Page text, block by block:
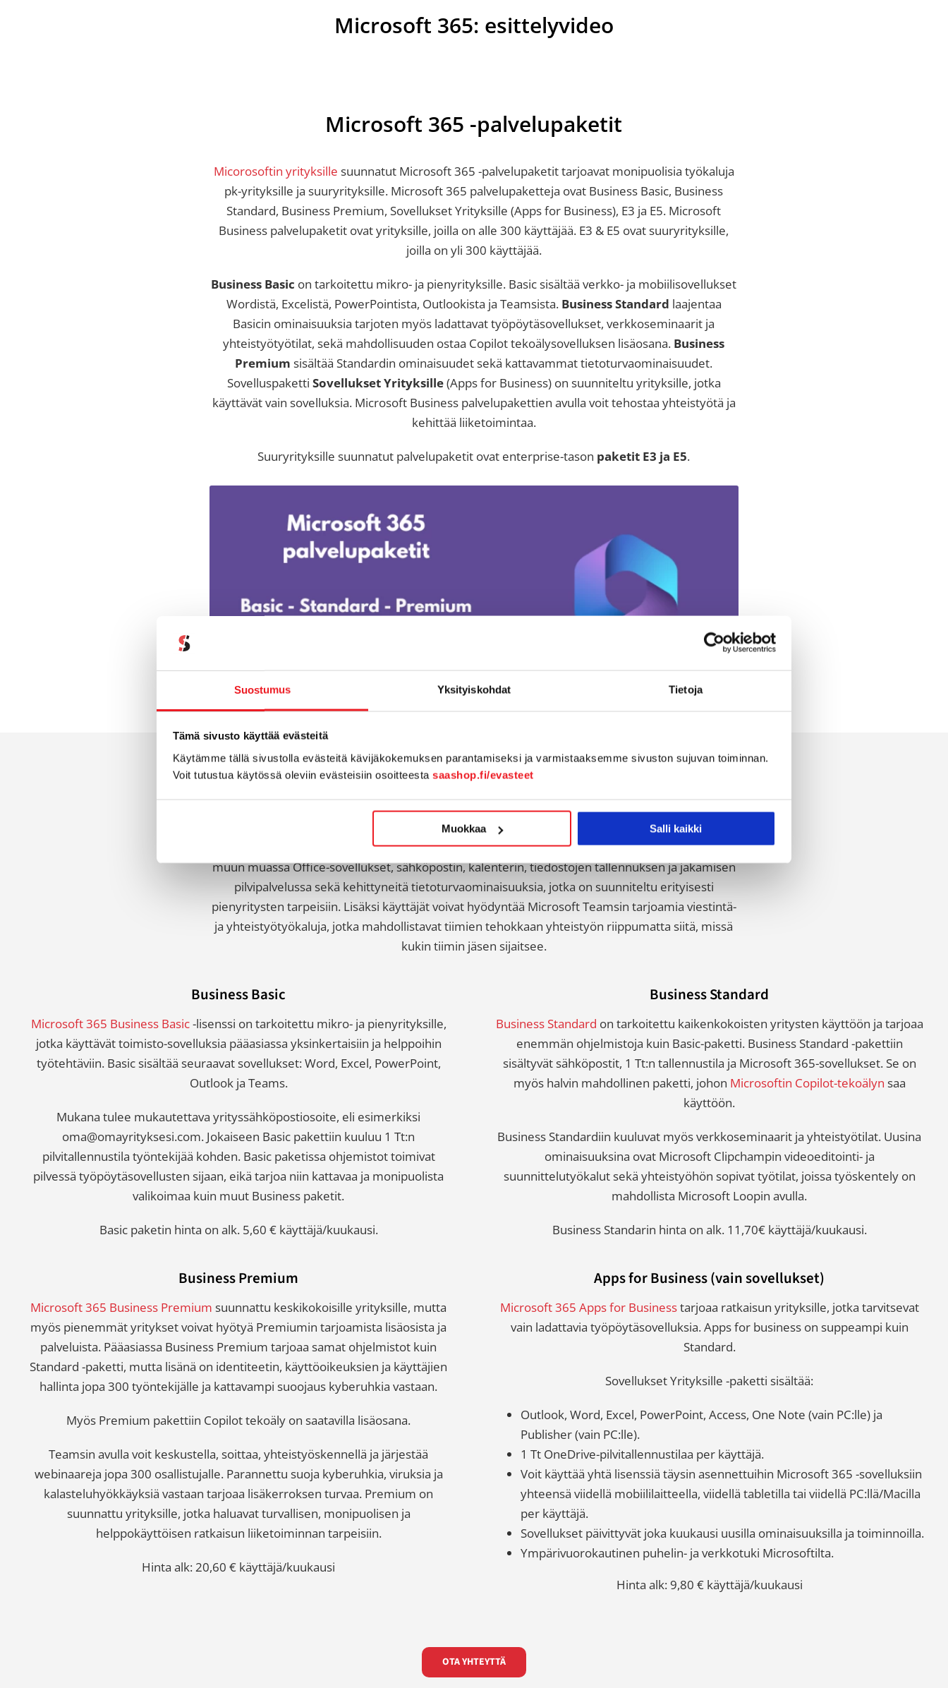
Suostumus Yksityiskohdat Tietoja
Tämä sivusto käyttää evästeitä
Käytämme tällä sivustolla evästeitä kävijäkokemuksen parantamiseksi ja varmistaaksemme sivuston sujuvan toiminnan.
Voit tutustua käytössä oleviin evästeisiin osoitteesta saashop.fi/evasteet
Muokkaa Salli kaikki
Microsoft 365: esittelyvideo
Microsoft 365 -palvelupaketit
Micorosoftin yrityksille suunnatut Microsoft 365 -palvelupaketit tarjoavat monipuolisia työkaluja
pk-yrityksille ja suuryrityksille. Microsoft 365 palvelupaketteja ovat Business Basic, Business
Standard, Business Premium, Sovellukset Yrityksille (Apps for Business), E3 ja E5. Microsoft
Business palvelupaketit ovat yrityksille, joilla on alle 300 käyttäjää. E3 & E5 ovat suuryrityksille,
joilla on yli 300 käyttäjää.
Business Basic on tarkoitettu mikro- ja pienyrityksille. Basic sisältää verkko- ja mobiilisovellukset
Wordistä, Excelistä, PowerPointista, Outlookista ja Teamsista. Business Standard laajentaa
Basicin ominaisuuksia tarjoten myös ladattavat työpöytäsovellukset, verkkoseminaarit ja
yhteistyötyötilat, sekä mahdollisuuden ostaa Copilot tekoälysovelluksen lisäosana. Business
Premium sisältää Standardin ominaisuudet sekä kattavammat tietoturvaominaisuudet.
Sovelluspaketti Sovellukset Yrityksille(Apps for Business) on suunniteltu yrityksille, jotka
käyttävät vain sovelluksia. Microsoft Business palvelupakettien avulla voit tehostaa yhteistyötä ja
kehittää liiketoimintaa.
Suuryrityksille suunnatut palvelupaketit ovat enterprise-tason paketit E3 ja E5.
Yritykset ja pienyritykset (Business)
Microsoft 365 Business paketit on tarkoitettu yrityksille ja pienyrityksille, joilla on alle 300
käyttäjää ja ne tarjoavat kattavan valikoiman työkaluja ja palveluita, jotka auttavat tehostamaan
liiketoimintaprosesseja, parantamaan tuottavuutta ja suojaamaan tietoturvaa. Paketit sisältävät
muun muassa Office-sovellukset, sähköpostin, kalenterin, tiedostojen tallennuksen ja jakamisen
pilvipalvelussa sekä kehittyneitä tietoturvaominaisuuksia, jotka on suunniteltu erityisesti
pienyritysten tarpeisiin. Lisäksi käyttäjät voivat hyödyntää Microsoft Teamsin tarjoamia viestintä-
ja yhteistyötyökaluja, jotka mahdollistavat tiimien tehokkaan yhteistyön riippumatta siitä, missä
kukin tiimin jäsen sijaitsee.
Business Basic
Microsoft 365 Business Basic-lisenssi on tarkoitettu mikro- ja pienyrityksille,
jotka käyttävät toimisto-sovelluksia pääasiassa yksinkertaisiin ja helppoihin
työtehtäviin. Basic sisältää seuraavat sovellukset: Word, Excel, PowerPoint,
Outlook ja Teams.
Mukana tulee mukautettava yrityssähköpostiosoite, eli esimerkiksi
oma@omayrityksesi.com. Jokaiseen Basic pakettiin kuuluu 1 Tt:n
pilvitallennustila työntekijää kohden. Basic paketissa ohjemistot toimivat
pilvessä työpöytäsovellusten sijaan, eikä tarjoa niin kattavaa ja monipuolista
valikoimaa kuin muut Business paketit.
Basic paketin hinta on alk. 5,60 € käyttäjä/kuukausi.
Business Premium
Microsoft 365 Business Premium suunnattu keskikokoisille yrityksille, mutta
myös pienemmät yritykset voivat hyötyä Premiumin tarjoamista lisäosista ja
palveluista. Pääasiassa Business Premium tarjoaa samat ohjelmistot kuin
Standard -paketti, mutta lisänä on identiteetin, käyttöoikeuksien ja käyttäjien
hallinta jopa 300 työntekijälle ja kattavampi suoojaus kyberuhkia vastaan.
Myös Premium pakettiin Copilot tekoäly on saatavilla lisäosana.
Teamsin avulla voit keskustella, soittaa, yhteistyöskennellä ja järjestää
webinaareja jopa 300 osallistujalle. Parannettu suoja kyberuhkia, viruksia ja
kalasteluhyökkäyksiä vastaan tarjoaa lisäkerroksen turvaa. Premium on
suunnattu yrityksille, jotka haluavat turvallisen, monipuolisen ja
helppokäyttöisen ratkaisun liiketoiminnan tarpeisiin.
Hinta alk: 20,60 € käyttäjä/kuukausi
Business Standard
Business Standard on tarkoitettu kaikenkokoisten yritysten käyttöön ja tarjoaa
enemmän ohjelmistoja kuin Basic-paketti. Business Standard -pakettiin
sisältyvät sähköpostit, 1 Tt:n tallennustila ja Microsoft 365-sovellukset. Se on
myös halvin mahdollinen paketti, johon Microsoftin Copilot-tekoälyn saa
käyttöön.
Business Standardiin kuuluvat myös verkkoseminaarit ja yhteistyötilat. Uusina
ominaisuuksina ovat Microsoft Clipchampin videoeditointi- ja
suunnittelutyökalut sekä yhteistyöhön sopivat työtilat, joissa työskentely on
mahdollista Microsoft Loopin avulla.
Business Standarin hinta on alk. 11,70€ käyttäjä/kuukausi.
Apps for Business (vain sovellukset)
Microsoft 365 Apps for Businesstarjoaa ratkaisun yrityksille, jotka tarvitsevat
vain ladattavia työpöytäsovelluksia. Apps for business on suppeampi kuin
Standard.
Sovellukset Yrityksille -paketti sisältää:
Outlook, Word, Excel, PowerPoint, Access, One Note (vain PC:lle) ja
Publisher (vain PC:lle).
1 Tt OneDrive-pilvitallennustilaa per käyttäjä.
Voit käyttää yhtä lisenssiä täysin asennettuihin Microsoft 365 -sovelluksiin
yhteensä viidellä mobiililaitteella, viidellä tabletilla tai viidellä PC:llä/Macilla
per käyttäjä.
Sovellukset päivittyvät joka kuukausi uusilla ominaisuuksilla ja toiminnoilla.
Ympärivuorokautinen puhelin- ja verkkotuki Microsoftilta.
Hinta alk: 9,80 € käyttäjä/kuukausi
OTA YHTEYTTÄ